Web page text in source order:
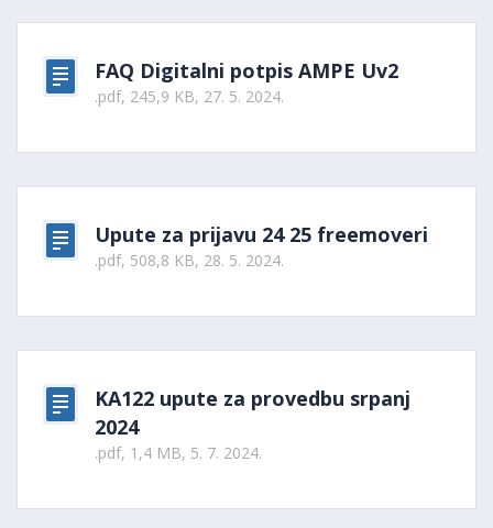
FAQ Digitalni potpis AMPE Uv2
.pdf, 245,9 KB, 27. 5. 2024.
Upute za prijavu 24 25 freemoveri
.pdf, 508,8 KB, 28. 5. 2024.
KA122 upute za provedbu srpanj
2024
.pdf, 1,4 MB, 5. 7. 2024.